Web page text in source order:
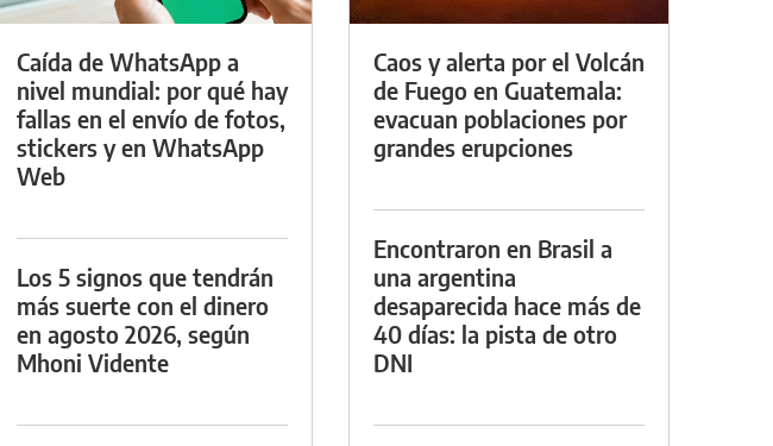
Caída de WhatsApp a
nivel mundial: por qué hay
fallas en el envío de fotos,
stickers y en WhatsApp
Web
Los 5 signos que tendrán
más suerte con el dinero
en agosto 2026, según
Mhoni Vidente
Caos y alerta por el Volcán
de Fuego en Guatemala:
evacuan poblaciones por
grandes erupciones
Encontraron en Brasil a
una argentina
desaparecida hace más de
40 días: la pista de otro
DNI